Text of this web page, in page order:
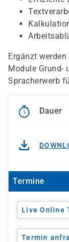
Ergänzt
Module Grund-
Spracherwerb
Dauer
Termine
Live Online
Termin